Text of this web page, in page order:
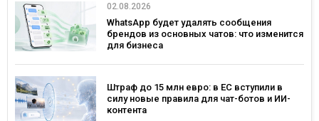
02.08.2026
WhatsApp будет удалять сообщения
брендов из основных чатов: что изменится
для бизнеса
Штраф до 15 млн евро: в ЕС вступили в
силу новые правила для чат-ботов и ИИ-
контента